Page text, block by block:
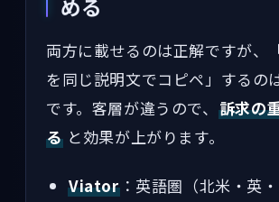
める
両方に載せるのは正解ですが、
を同じ説明文でコピペ」するの
です。客層が違うので、 訴求の
ると効果が上がります。
Viator：英語圏（北米・英・